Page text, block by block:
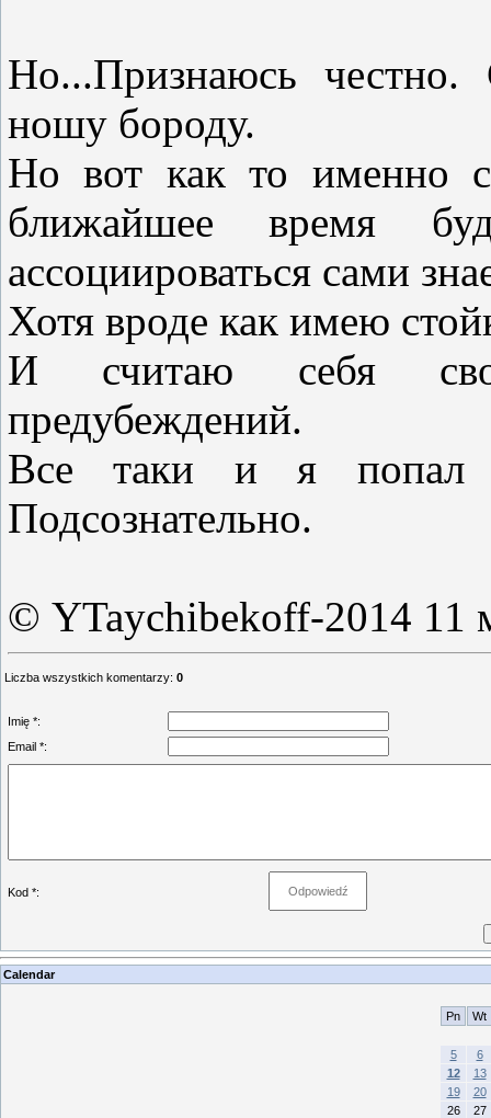
Но...Признаюсь
ношу бороду.
Но вот как то именно
ближайшее время
ассоциироваться сами
Хотя вроде как имею
И считаю себя
предубеждений.
Все таки и я попал
Подсознательно.
© YTaychibekoff-2014 11
Liczba wszystkich komentarzy: 0
Imię *:
Email *:
Kod *:
Calendar
Pn Wt
5
6
12
13
19
20
26
27